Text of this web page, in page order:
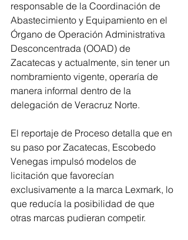
responsable de la Coordinación de
Abastecimiento y Equipamiento en el
Órgano de Operación Administrativa
Desconcentrada (OOAD) de
Zacatecas y actualmente, sin tener un
nombramiento vigente, operaría de
manera informal dentro de la
delegación de Veracruz Norte.
El reportaje de Proceso detalla que en
su paso por Zacatecas, Escobedo
Venegas impulsó modelos de
licitación que favorecían
exclusivamente a la marca Lexmark, lo
que reducía la posibilidad de que
otras marcas pudieran competir.